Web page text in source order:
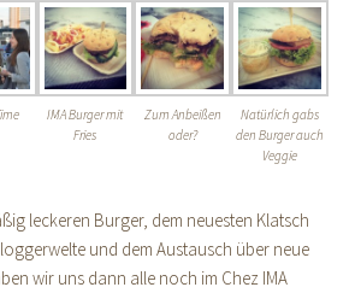
IMA Burger mit
Fries
Zum Anbeißen
oder?
Natürlich gabs
den Burger auch
Veggie
leckeren Burger, dem neuesten Klatsch
und dem Austausch über neue
wir uns dann alle noch im Chez IMA